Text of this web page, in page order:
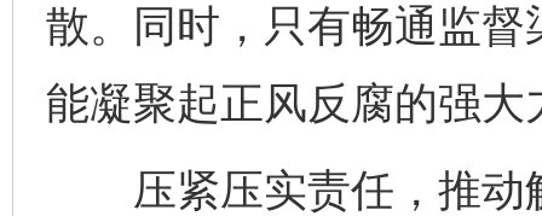
散。同时，只有畅通监
能凝聚起正风反腐的强大
压紧压实责任，推动